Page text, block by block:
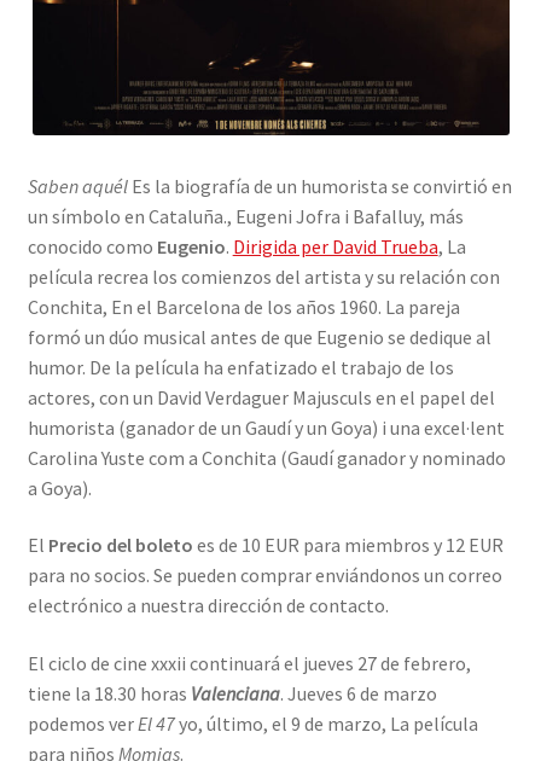
Saben aquélEs la biografía de un humorista se convirtió en
un símbolo en Cataluña., Eugeni Jofra i Bafalluy, más
conocido como Eugenio. Dirigida per David Trueba, La
película recrea los comienzos del artista y su relación con
Conchita, En el Barcelona de los años 1960. La pareja
formó un dúo musical antes de que Eugenio se dedique al
humor. De la película ha enfatizado el trabajo de los
actores, con un David Verdaguer Majusculs en el papel del
humorista (ganador de un Gaudí y un Goya) i una excel·lent
Carolina Yuste com a Conchita (Gaudí ganador y nominado
a Goya).
El Precio del boleto es de 10 EUR para miembros y 12 EUR
para no socios. Se pueden comprar enviándonos un correo
electrónico a nuestra dirección de contacto.
El ciclo de cine xxxii continuará el jueves 27 de febrero,
tiene la 18.30 horas Valenciana. Jueves 6 de marzo
podemos ver El 47yo, último, el 9 de marzo, La película
para niños Momias.